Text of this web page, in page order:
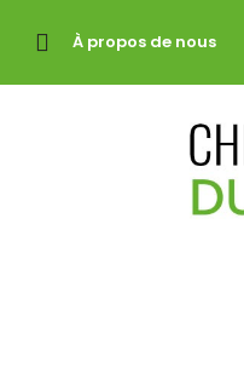
À propos de nous